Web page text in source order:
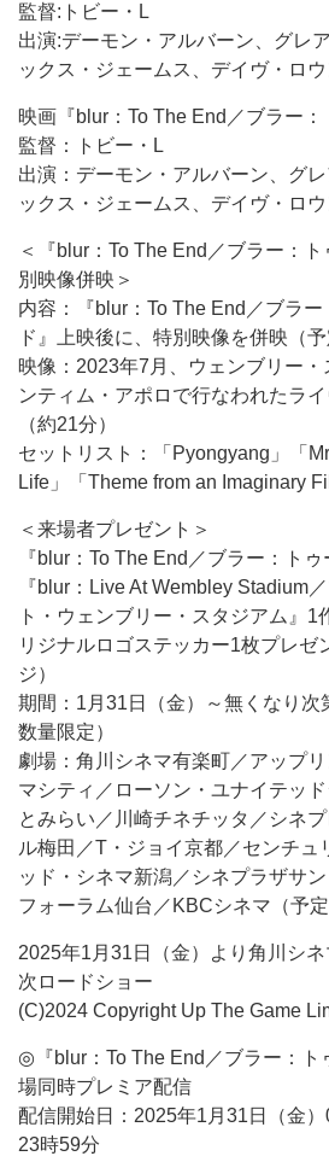
監督:トビー・L
出演:デーモン・アルバーン、グレ
ックス・ジェームス、デイヴ・ロ
映画『blur：To The End／ブラー：
監督：トビー・L
出演：デーモン・アルバーン、グ
ックス・ジェームス、デイヴ・ロ
＜『blur：To The End／ブラー：
別映像併映＞
内容：『blur：To The End／ブラ
ド』上映後に、特別映像を併映（予
映像：2023年7月、ウェンブリー
ンティム・アポロで行なわれたラ
（約21分）
セットリスト：「Pyongyang」「
Life」「Theme from an Imaginary
＜来場者プレゼント＞
『blur：To The End／ブラー：トゥ
『blur：Live At Wembley Stadium
ト・ウェンブリー・スタジアム』1
リジナルロゴステッカー1枚プレゼ
ジ）
期間：1月31日（金）～無くなり次
数量限定）
劇場：角川シネマ有楽町／アップ
マシティ／ローソン・ユナイテッ
とみらい／川崎チネチッタ／シネ
ル梅田／T・ジョイ京都／センチュ
ッド・シネマ新潟／シネプラザサ
フォーラム仙台／KBCシネマ（予定
2025年1月31日（金）より角川シ
次ロードショー
(C)2024 Copyright Up The Game
◎『blur：To The End／ブラー：ト
場同時プレミア配信
配信開始日：2025年1月31日（金）
23時59分